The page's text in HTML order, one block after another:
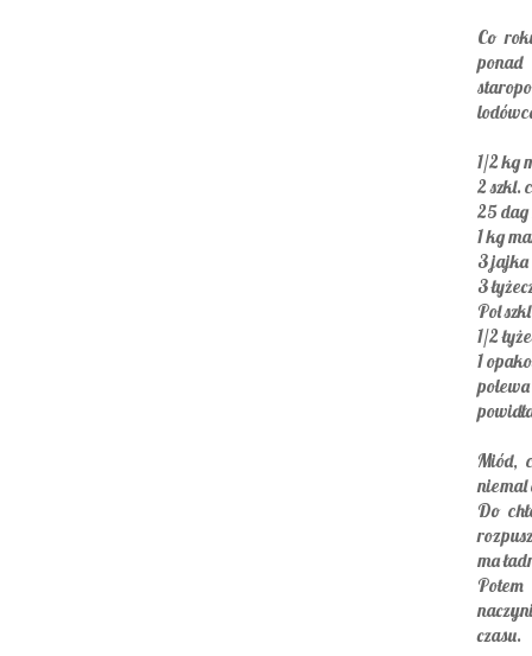
Co
1/2 kg
2 szkl.
25 dag
1 kg
3 jajka
3
Pol
1/2
1
Miód,
niemal
Do
ma
czasu.